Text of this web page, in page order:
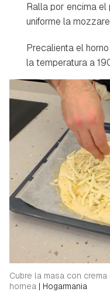
Ralla por encima
uniforme la
Precalienta el
la temperatura a
Cubre la masa con
hornea | Hogarmania